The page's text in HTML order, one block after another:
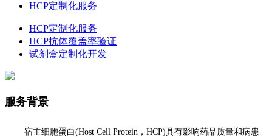
HCP定制化服务
HCP定制化服务
HCP抗体覆盖率验证
试剂盒定制化开发
服务背景
宿主细胞蛋白(Host Cell Protein，HCP)具有影响药品质量和病患